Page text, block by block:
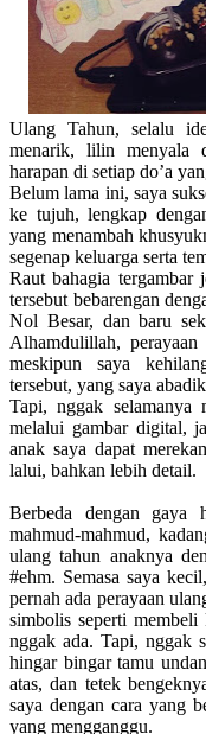
Ulang Tahun, selalu
menarik, lilin menyala
harapan di setiap do’a
Belum lama ini, saya
ke tujuh, lengkap
yang menambah
segenap keluarga serta
Raut bahagia tergambar
tersebut bebarengan
Nol Besar, dan baru
Alhamdulillah, perayaan
meskipun saya
tersebut, yang saya
Tapi, nggak selamanya
melalui gambar digital,
anak saya dapat
lalui, bahkan lebih detail.
Berbeda dengan gaya
mahmud-mahmud,
ulang tahun anaknya
#ehm. Semasa saya
pernah ada perayaan
simbolis seperti
nggak ada. Tapi, nggak
hingar bingar tamu
atas, dan tetek
saya dengan cara yang
yang mengganggu.